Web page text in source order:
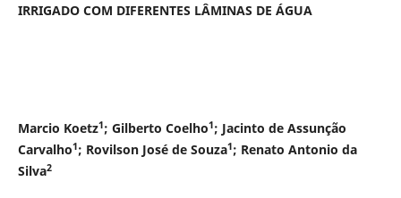
IRRIGADO COM DIFERENTES LÂMINAS DE ÁGUA
Marcio Koetz1; Gilberto Coelho1; Jacinto de Assunção
Carvalho1; Rovilson José de Souza1; Renato Antonio da
Silva2